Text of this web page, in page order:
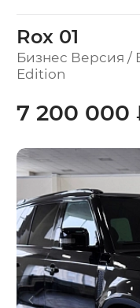
Rox 01
Бизнес Версия /
Edition
7 200 000